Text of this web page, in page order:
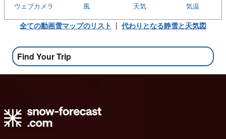
気温
天気
風
ウェブカメラ
全ての動画雪マップのリスト | 代わりとなる静雪と天気図
Find Your Trip